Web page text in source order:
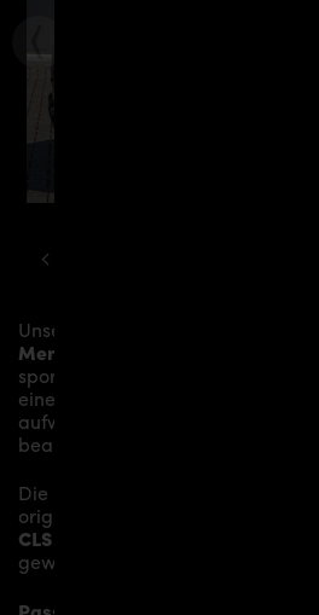
Unsere
Mercedes CLS C257
mehr
sportliche Linie des Fahrzeugs.
einem
aufwändig in Handarbeit
bearbeitet.
Die
originale
CLS C257
somit den
gewissen Hauch von Rennsport-